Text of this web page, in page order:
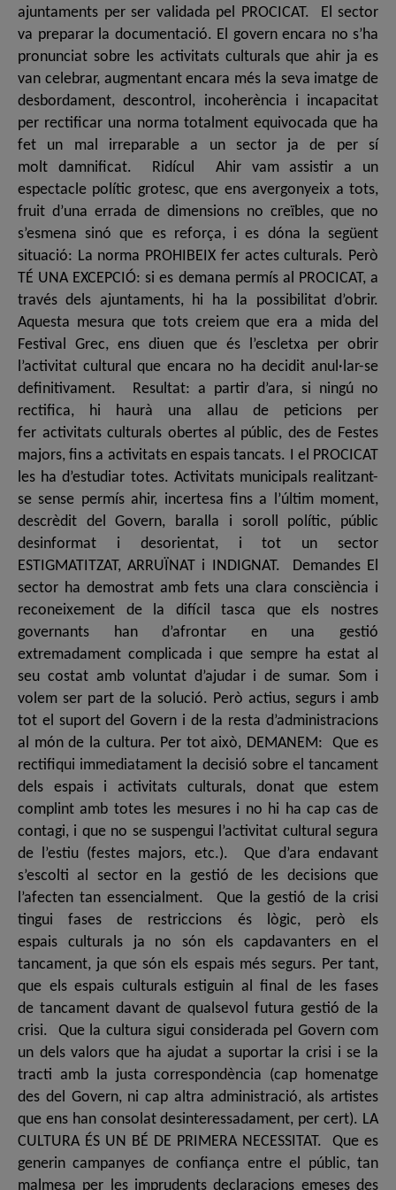
ajuntaments per ser validada pel PROCICAT. El sector
va preparar la documentació. El govern encara no s’ha
pronunciat sobre les activitats culturals que ahir ja es
van celebrar, augmentant encara més la seva imatge de
desbordament, descontrol, incoherència i incapacitat
per rectificar una norma totalment equivocada que ha
fet un mal irreparable a un sector ja de per sí
molt damnificat. Ridícul Ahir vam assistir a un
espectacle polític grotesc, que ens avergonyeix a tots,
fruit d’una errada de dimensions no creïbles, que no
s’esmena sinó que es reforça, i es dóna la següent
situació: La norma PROHIBEIX fer actes culturals. Però
TÉ UNA EXCEPCIÓ: si es demana permís al PROCICAT, a
través dels ajuntaments, hi ha la possibilitat d’obrir.
Aquesta mesura que tots creiem que era a mida del
Festival Grec, ens diuen que és l’escletxa per obrir
l’activitat cultural que encara no ha decidit anul·lar-se
definitivament. Resultat: a partir d’ara, si ningú no
rectifica, hi haurà una allau de peticions per
fer activitats culturals obertes al públic, des de Festes
majors, fins a activitats en espais tancats. I el PROCICAT
les ha d’estudiar totes. Activitats municipals realitzant-
se sense permís ahir, incertesa fins a l’últim moment,
descrèdit del Govern, baralla i soroll polític, públic
desinformat i desorientat, i tot un sector
ESTIGMATITZAT, ARRUÏNAT i INDIGNAT. Demandes El
sector ha demostrat amb fets una clara consciència i
reconeixement de la difícil tasca que els nostres
governants han d’afrontar en una gestió
extremadament complicada i que sempre ha estat al
seu costat amb voluntat d’ajudar i de sumar. Som i
volem ser part de la solució. Però actius, segurs i amb
tot el suport del Govern i de la resta d’administracions
al món de la cultura. Per tot això, DEMANEM: Que es
rectifiqui immediatament la decisió sobre el tancament
dels espais i activitats culturals, donat que estem
complint amb totes les mesures i no hi ha cap cas de
contagi, i que no se suspengui l’activitat cultural segura
de l’estiu (festes majors, etc.). Que d’ara endavant
s’escolti al sector en la gestió de les decisions que
l’afecten tan essencialment. Que la gestió de la crisi
tingui fases de restriccions és lògic, però els
espais culturals ja no són els capdavanters en el
tancament, ja que són els espais més segurs. Per tant,
que els espais culturals estiguin al final de les fases
de tancament davant de qualsevol futura gestió de la
crisi. Que la cultura sigui considerada pel Govern com
un dels valors que ha ajudat a suportar la crisi i se la
tracti amb la justa correspondència (cap homenatge
des del Govern, ni cap altra administració, als artistes
que ens han consolat desinteressadament, per cert). LA
CULTURA ÉS UN BÉ DE PRIMERA NECESSITAT. Que es
generin campanyes de confiança entre el públic, tan
malmesa per les imprudents declaracions emeses des